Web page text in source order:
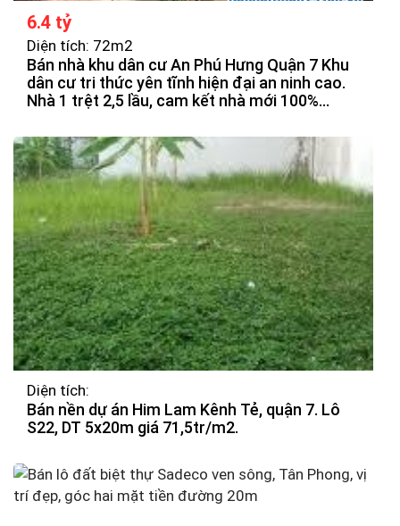
6.4 tỷ
Diện tích: 72m2
Bán nhà khu dân cư An Phú Hưng Quận 7 Khu
dân cư tri thức yên tĩnh hiện đại an ninh cao.
Nhà 1 trệt 2,5 lầu, cam kết nhà mới 100%
chắn. Các phòng được bố trí hợp lý.
Diện tích:
Bán nền dự án Him Lam Kênh Tẻ, quận 7. Lô
S22, DT 5x20m giá 71,5tr/m2.